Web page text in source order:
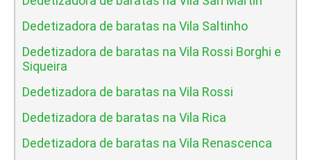
Dedetizadora de baratas na Vila Saltinho
Dedetizadora de baratas na Vila Rossi Borghi e
Siqueira
Dedetizadora de baratas na Vila Rossi
Dedetizadora de baratas na Vila Rica
Dedetizadora de baratas na Vila Renascenca